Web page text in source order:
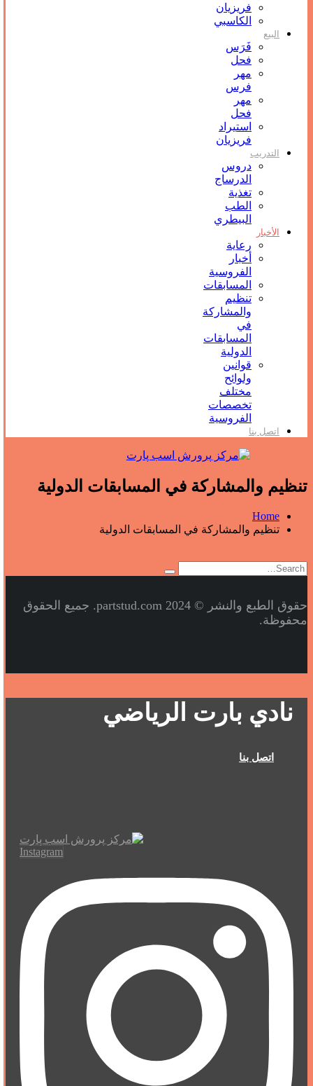
فريزيان
الكاسبي
البيع
فَرَس
فحل
مهر
فرس
مهر
فحل
استيراد
فريزيان
التدريب
دروس
الدرساج
تغذية
الطب
البيطري
الأخبار
رعاية
أخبار
الفروسية
المسابقات
تنظيم
والمشاركة
في
المسابقات
الدولية
قوانين
ولوائح
مختلف
تخصصات
الفروسية
اتصل بنا
تنظيم والمشاركة في المسابقات الدولية
Home
تنظيم والمشاركة في المسابقات الدولية
حقوق الطبع والنشر © 2024 partstud.com. جميع الحقوق
محفوظة.
نادي بارت الرياضي
اتصل بنا
Instagram